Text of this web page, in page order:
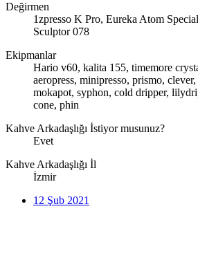
Değirmen
1zpresso K Pro, Eureka Atom
Sculptor 078
Ekipmanlar
Hario v60, kalita 155, timemore
aeropress, minipresso, prismo,
mokapot, syphon, cold dripper,
cone, phin
Kahve Arkadaşlığı İstiyor musunuz?
Evet
Kahve Arkadaşlığı İl
İzmir
12 Şub 2021